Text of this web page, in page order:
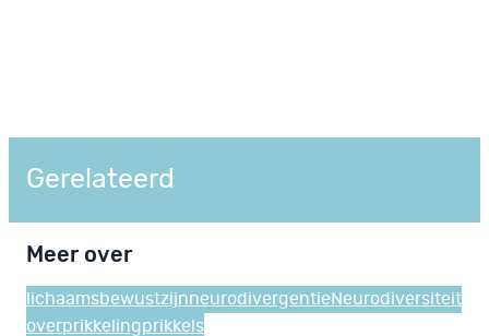
Gerelateerd
Meer over
lichaamsbewustzijnneurodivergentie Neurodiversiteit
overprikkelingprikkels